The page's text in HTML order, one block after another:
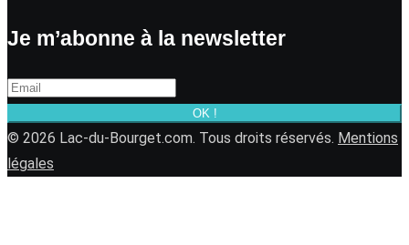
Je m’abonne à la newsletter
OK !
© 2026 Lac-du-Bourget.com. Tous droits réservés. Mentions
légales